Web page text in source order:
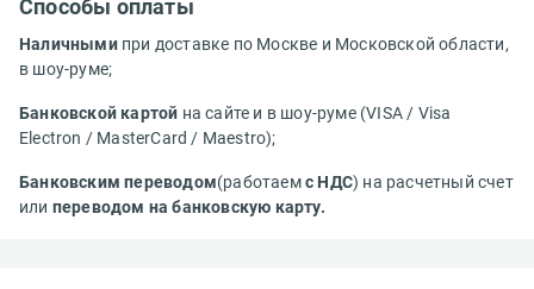
Способы оплаты
Наличнымипри доставке по Москве и Московской области,
в шоу-руме;
Банковской картой на сайте и в шоу-руме (VISA / Visa
Electron / MasterCard / Maestro);
Банковским переводом(работаемс НДС) на расчетный счет
или переводом на банковскую карту.